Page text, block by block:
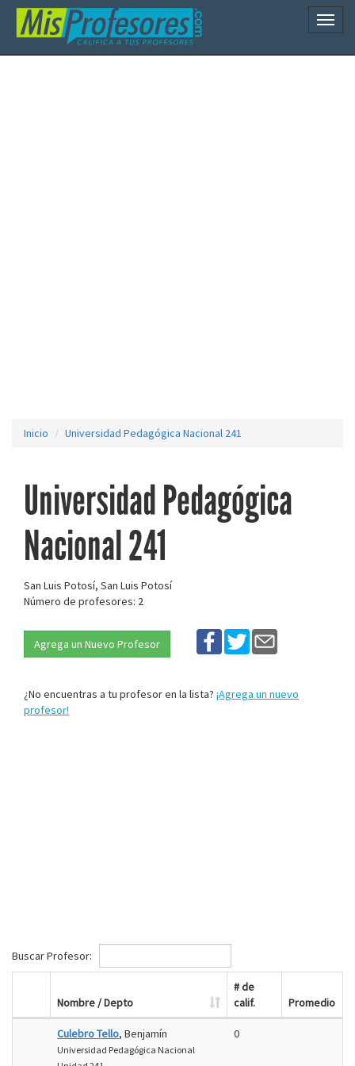
Inicio Universidad Pedagógica Nacional 241
Universidad Pedagógica
Nacional 241
San Luis Potosí, San Luis Potosí
Número de profesores: 2
Agrega un Nuevo Profesor
¿No encuentras a tu profesor en la lista? ¡Agrega un nuevo
profesor!
Buscar Profesor:
Nombre / Depto
# de
calif.
Promedio
Culebro Tello, Benjamín
Universidad Pedagógica Nacional
0